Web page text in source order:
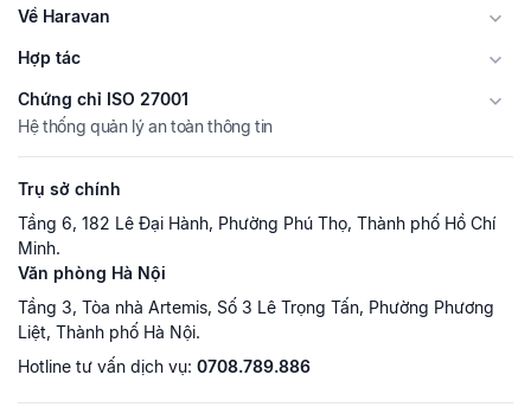
Về Haravan
Hợp tác
Chứng chỉ ISO 27001
Hệ thống quản lý an toàn thông tin
Trụ sở chính
Tầng 6, 182 Lê Đại Hành, Phường Phú Thọ, Thành phố Hồ Chí
Minh.
Văn phòng Hà Nội
Tầng 3, Tòa nhà Artemis, Số 3 Lê Trọng Tấn, Phường Phương
Liệt, Thành phố Hà Nội.
Hotline tư vấn dịch vụ: 0708.789.886